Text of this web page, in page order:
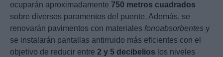
ocuparán aproximadamente 750 metros cuadrados
sobre diversos paramentos del puente. Además, se
renovarán pavimentos con materiales fonoabsorbentes y
se instalarán pantallas antirruido más eficientes con el
objetivo de reducir entre 2 y 5 decibelios los niveles